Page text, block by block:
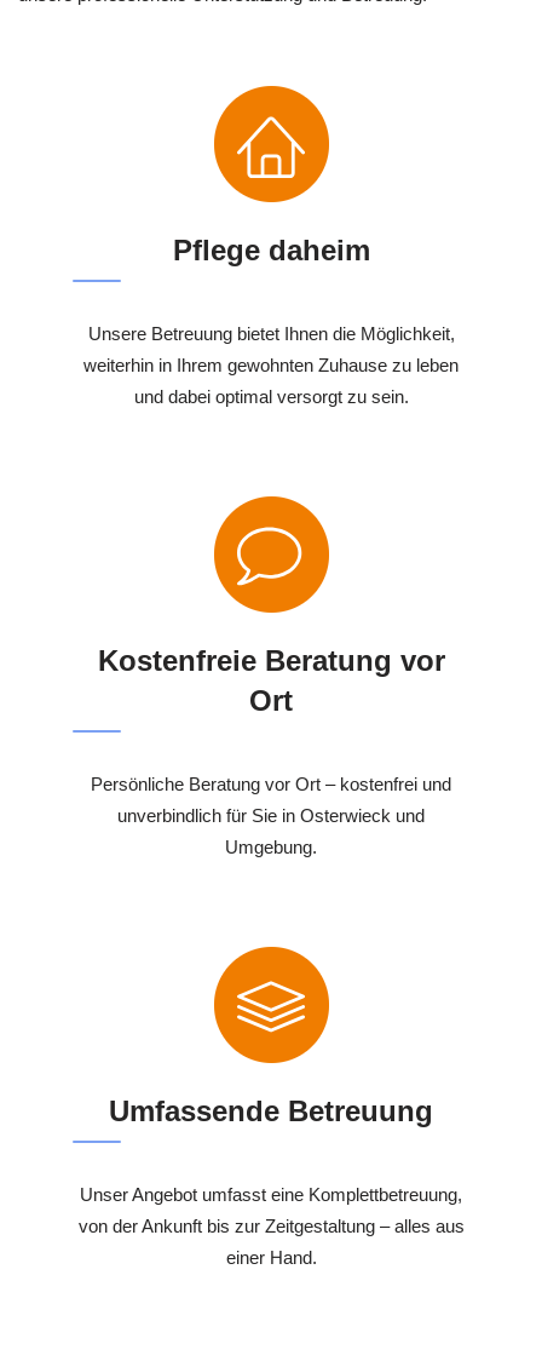
Pflege daheim
Unsere Betreuung bietet Ihnen die Möglichkeit,
weiterhin in Ihrem gewohnten Zuhause zu leben
und dabei optimal versorgt zu sein.
Kostenfreie Beratung vor
Ort
Persönliche Beratung vor Ort – kostenfrei und
unverbindlich für Sie in Osterwieck und
Umgebung.
Umfassende Betreuung
Unser Angebot umfasst eine Komplettbetreuung,
von der Ankunft bis zur Zeitgestaltung – alles aus
einer Hand.